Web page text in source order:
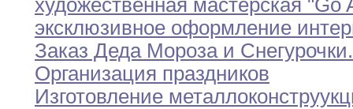
художественная мастерская "Go
эксклюзивное оформление
Заказ Деда Мороза и Снегурочки.
Организация праздников
Изготовление